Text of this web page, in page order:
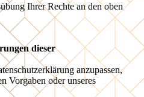
Ihrer Rechte an den oben
dieser
anzupassen,
Vorgaben oder unseres